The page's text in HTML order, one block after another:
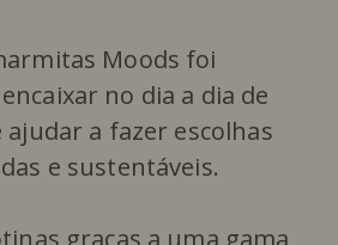
Moods foi
no dia a dia de
a fazer escolhas
e sustentáveis.
graças a uma gama